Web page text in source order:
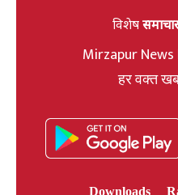
विशेष
Mirzapur
हर वक्त
Downloads